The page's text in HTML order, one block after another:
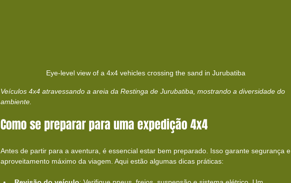
Eye-level view of a 4x4 vehicles crossing the sand in Jurubatiba
Veículos 4x4 atravessando a areia da Restinga de Jurubatiba, mostrando a diversidade do
ambiente.
Como se preparar para uma expedição 4x4
Antes de partir para a aventura, é essencial estar bem preparado. Isso garante segurança e
aproveitamento máximo da viagem. Aqui estão algumas dicas práticas: